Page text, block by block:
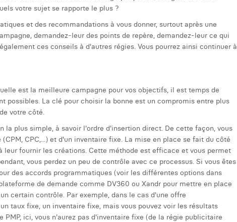
votre sujet se rapporte le plus ?
et des recommandations à vous donner, surtout après une
demandez-leur des points de repère, demandez-leur ce qui
ces conseils à d'autres régies. Vous pourrez ainsi continuer à
est la meilleure campagne pour vos objectifs, il est temps de
possibles. La clé pour choisir la bonne est un compromis entre plus
votre côté.
la plus simple, à savoir l'ordre d'insertion direct. De cette façon, vous
CPC,...) et d'un inventaire fixe. La mise en place se fait du côté
leur fournir les créations. Cette méthode est efficace et vous permet
vous perdez un peu de contrôle avec ce processus. Si vous êtes
des accords programmatiques (voir les différentes options dans
de demande comme DV360 ou Xandr pour mettre en place
certain contrôle. Par exemple, dans le cas d'une offre
taux fixe, un inventaire fixe, mais vous pouvez voir les résultats
ici, vous n'aurez pas d'inventaire fixe (de la régie publicitaire